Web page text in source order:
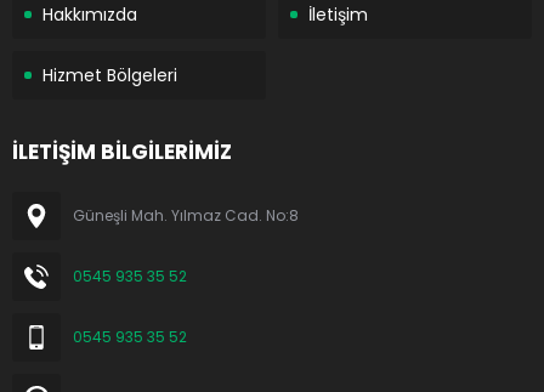
Hakkımızda İletişim
Hizmet Bölgeleri
İLETİŞİM BİLGİLERİMİZ
Güneşli Mah. Yılmaz Cad. No:8
0545 935 35 52
0545 935 35 52